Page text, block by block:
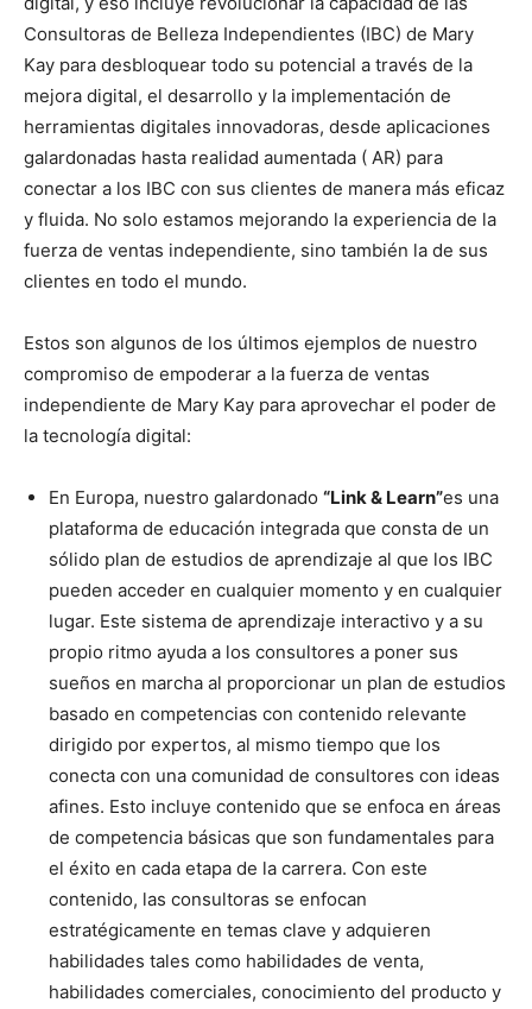
Consultoras de Belleza Independientes (IBC) de Mary
Kay para desbloquear todo su potencial a través de la
mejora digital, el desarrollo y la implementación de
herramientas digitales innovadoras, desde aplicaciones
galardonadas hasta realidad aumentada ( AR) para
conectar a los IBC con sus clientes de manera más eficaz
y fluida. No solo estamos mejorando la experiencia de la
fuerza de ventas independiente, sino también la de sus
clientes en todo el mundo.
Estos son algunos de los últimos ejemplos de nuestro
compromiso de empoderar a la fuerza de ventas
independiente de Mary Kay para aprovechar el poder de
la tecnología digital:
En Europa, nuestro galardonado “Link & Learn”es una
plataforma de educación integrada que consta de un
sólido plan de estudios de aprendizaje al que los IBC
pueden acceder en cualquier momento y en cualquier
lugar. Este sistema de aprendizaje interactivo y a su
propio ritmo ayuda a los consultores a poner sus
sueños en marcha al proporcionar un plan de estudios
basado en competencias con contenido relevante
dirigido por expertos, al mismo tiempo que los
conecta con una comunidad de consultores con ideas
afines. Esto incluye contenido que se enfoca en áreas
de competencia básicas que son fundamentales para
el éxito en cada etapa de la carrera. Con este
contenido, las consultoras se enfocan
estratégicamente en temas clave y adquieren
habilidades tales como habilidades de venta,
habilidades comerciales, conocimiento del producto y